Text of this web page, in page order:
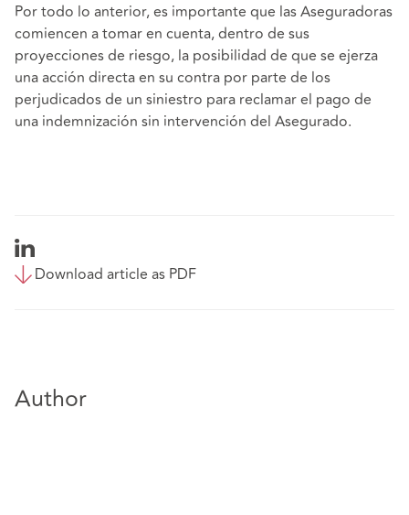
Por todo lo anterior, es importante que las Aseguradoras
comiencen a tomar en cuenta, dentro de sus
proyecciones de riesgo, la posibilidad de que se ejerza
una acción directa en su contra por parte de los
perjudicados de un siniestro para reclamar el pago de
una indemnización sin intervención del Asegurado.
Download article as PDF
Author